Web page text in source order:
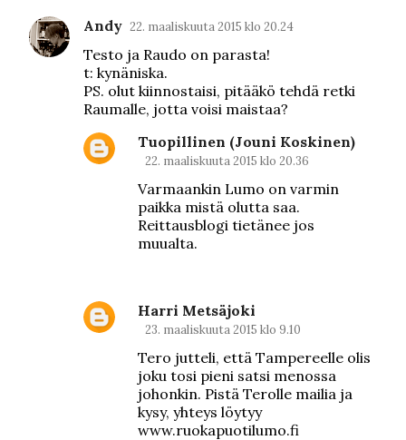
K
o
Andy 22. maaliskuuta 2015 klo 20.24
Testo ja Raudo on parasta!
t: kynäniska.
PS. olut kiinnostaisi, pitääkö tehdä retki
Raumalle, jotta voisi maistaa?
Tuopillinen (Jouni Koskinen)
22. maaliskuuta 2015 klo 20.36
Varmaankin Lumo on varmin
paikka mistä olutta saa.
Reittausblogi tietänee jos
muualta.
Harri Metsäjoki
23. maaliskuuta 2015 klo 9.10
Tero jutteli, että Tampereelle olis
joku tosi pieni satsi menossa
johonkin. Pistä Terolle mailia ja
kysy, yhteys löytyy
www.ruokapuotilumo.fi